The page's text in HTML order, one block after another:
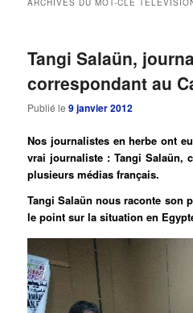
ARCHIVES DU MOT-CLÉ
Tangi Salaün,
correspondant au
Publié le9 janvier 2012
Nos journalistes en herbe ont
vrai journaliste : Tangi Salaün,
plusieurs médias français.
Tangi Salaün nous raconte son
le point sur la situation en